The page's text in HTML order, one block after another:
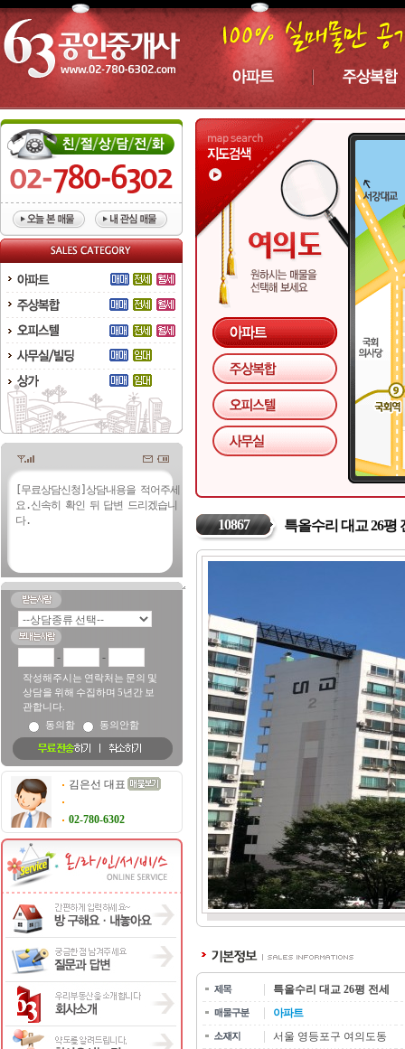
- -
작성해주시는 연락처는 문의 및
상담을 위해 수집하며 5년간 보
관합니다.
동의함
동의안함
김은선 대표
02-780-6302
10867 특올수리 대교 26평
특올수리 대교 26평 전세
아파트
서울 영등포구 여의도동